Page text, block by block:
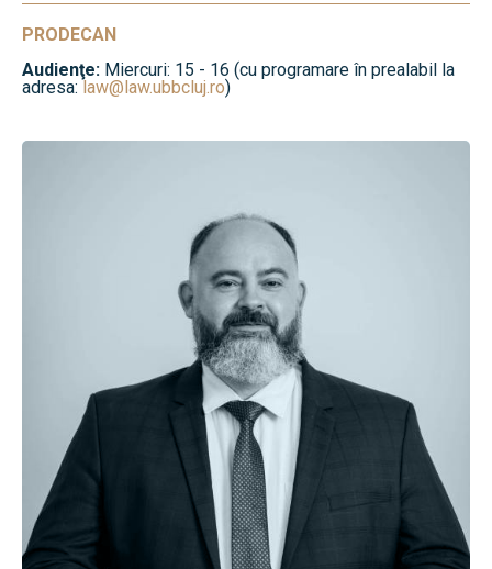
PRODECAN
Audienţe: Miercuri: 15 - 16 (cu programare în prealabil la
adresa: law@law.ubbcluj.ro)